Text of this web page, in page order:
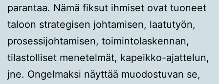
parantaa. Nämä fiksut ihmiset ovat tuoneet
taloon strategisen johtamisen, laatutyön,
prosessijohtamisen, toimintolaskennan,
tilastolliset menetelmät, kapeikko-ajattelun,
jne. Ongelmaksi näyttää muodostuvan se,